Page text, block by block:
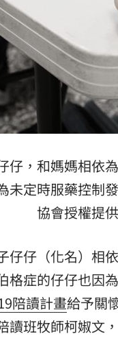
20:31
15:27
直播 18:00
追星吃美食！ 18:15
，和媽媽相依
未定時服藥控制
協會授權提
仔仔（化名）相
格症的仔仔也因
陪讀計畫給予關
讀班牧師柯婌文